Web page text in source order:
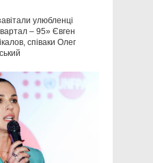
улюбленці
– 95» Євген
співаки Олег